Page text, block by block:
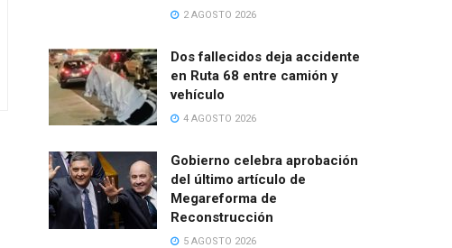
2 AGOSTO 2026
Dos fallecidos deja accidente
en Ruta 68 entre camión y
vehículo
4 AGOSTO 2026
Gobierno celebra aprobación
del último artículo de
Megareforma de
Reconstrucción
5 AGOSTO 2026